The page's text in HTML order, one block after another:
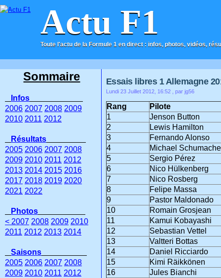
Actu F1
Toute l'actu de la Formule 1 en direct : infos, photos, vidéos,
ACCUEIL CONTACT
Essais libres 1 Allemagne
Lundi 23 Juillet 2012, 16:52 , par jg56
Rang
Pilote
1
Jenson Button
2
Lewis Hamilton
3
Fernando Alonso
4
Michael
5
Sergio Pérez
6
Nico Hülkenberg
7
Nico Rosberg
8
Felipe Massa
9
Pastor Maldonado
10
Romain Grosjean
11
Kamui Kobayashi
12
Sebastian Vettel
13
Valtteri Bottas
14
Daniel Ricciardo
15
Kimi Räikkönen
16
Jules Bianchi
Sommaire
Infos
2006 2007 2008 2009
2010 2011 2012
Résultats
2005 2006 2007 2008
2009 2010 2011 2012
2013 2014 2015 2016
2017 2018 2019 2020
2021 2022
Photos
< 2007 2008 2009 2010
2011 2012 2013 2014
Saisons
2005 2006 2007 2008
2009 2010 2011 2012